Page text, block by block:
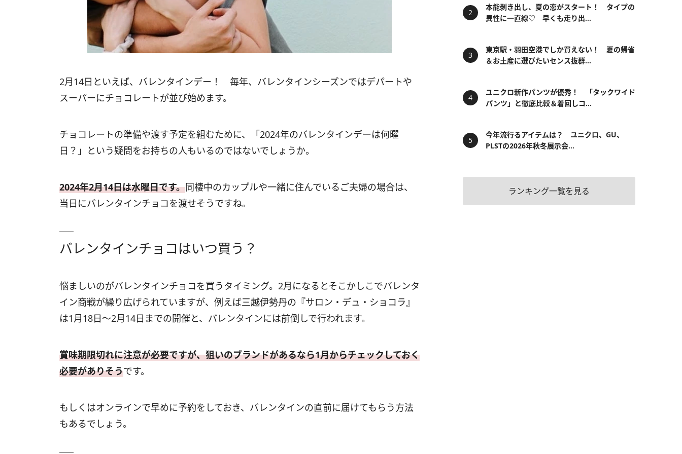
2月14日といえば、バレンタインデー！ 毎年、バレンタインシーズンではデパートや
スーパーにチョコレートが並び始めます。
チョコレートの準備や渡す予定を組むために、「2024年のバレンタインデーは何曜
日？」という疑問をお持ちの人もいるのではないでしょうか。
2024年2月14日は水曜日です。同棲中のカップルや一緒に住んでいるご夫婦の場合は、
当日にバレンタインチョコを渡せそうですね。
バレンタインチョコはいつ買う？
悩ましいのがバレンタインチョコを買うタイミング。2月になるとそこかしこでバレンタ
イン商戦が繰り広げられていますが、例えば三越伊勢丹の『サロン・デュ・ショコラ』
は1月18日～2月14日までの開催と、バレンタインには前倒しで行われます。
賞味期限切れに注意が必要ですが、狙いのブランドがあるなら1月からチェックしておく
必要がありそうです。
もしくはオンラインで早めに予約をしておき、バレンタインの直前に届けてもらう方法
もあるでしょう。
本能剥き出し、夏の恋がスタート！ タイプの
異性に一直線♡ 早くも走り出...
東京駅・羽田空港でしか買えない！ 夏の帰省
＆お土産に選びたいセンス抜群...
ユニクロ新作パンツが優秀！ 「タックワイド
パンツ」と徹底比較＆着回しコ...
今年流行るアイテムは？ ユニクロ、GU、
PLSTの2026年秋冬展示会...
ランキング一覧を見る